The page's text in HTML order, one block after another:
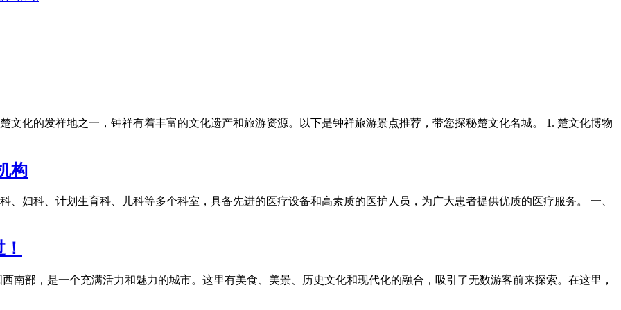
文化的发祥地之一，钟祥有着丰富的文化遗产和旅游资源。以下是钟祥旅游景点推荐，带您探秘楚文化名城。 1. 楚文化博物
构
、妇科、计划生育科、儿科等多个科室，具备先进的医疗设备和高素质的医护人员，为广大患者提供优质的医疗服务。 一、
南部，是一个充满活力和魅力的城市。这里有美食、美景、历史文化和现代化的融合，吸引了无数游客前来探索。在这里，